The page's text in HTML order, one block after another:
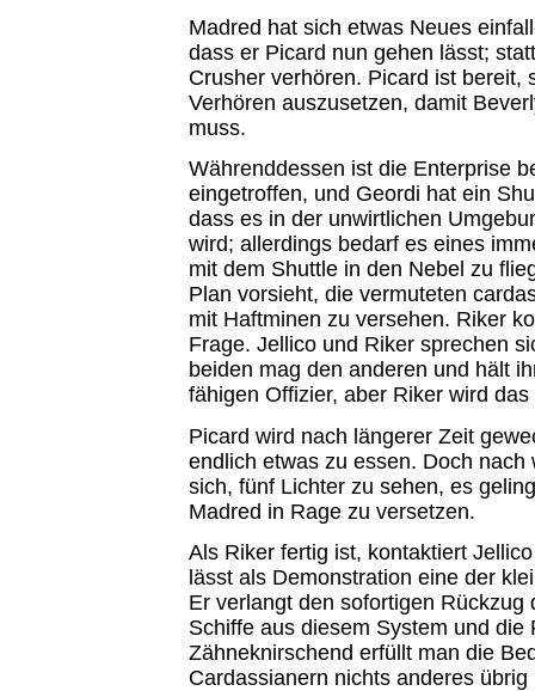
Madred hat sich etwas Neues
dass er Picard nun gehen lässt;
Crusher verhören. Picard ist bereit,
Verhören auszusetzen, damit
muss.
Währenddessen ist die Enterprise
eingetroffen, und Geordi hat ein
dass es in der unwirtlichen
wird; allerdings bedarf es eines
mit dem Shuttle in den Nebel zu
Plan vorsieht, die vermuteten
mit Haftminen zu versehen. Riker
Frage. Jellico und Riker sprechen
beiden mag den anderen und hält
fähigen Offizier, aber Riker wird
Picard wird nach längerer Zeit
endlich etwas zu essen. Doch nach
sich, fünf Lichter zu sehen, es
Madred in Rage zu versetzen.
Als Riker fertig ist, kontaktiert
lässt als Demonstration eine der
Er verlangt den sofortigen Rückzug
Schiffe aus diesem System und die
Zähneknirschend erfüllt man die
Cardassianern nichts anderes übrig